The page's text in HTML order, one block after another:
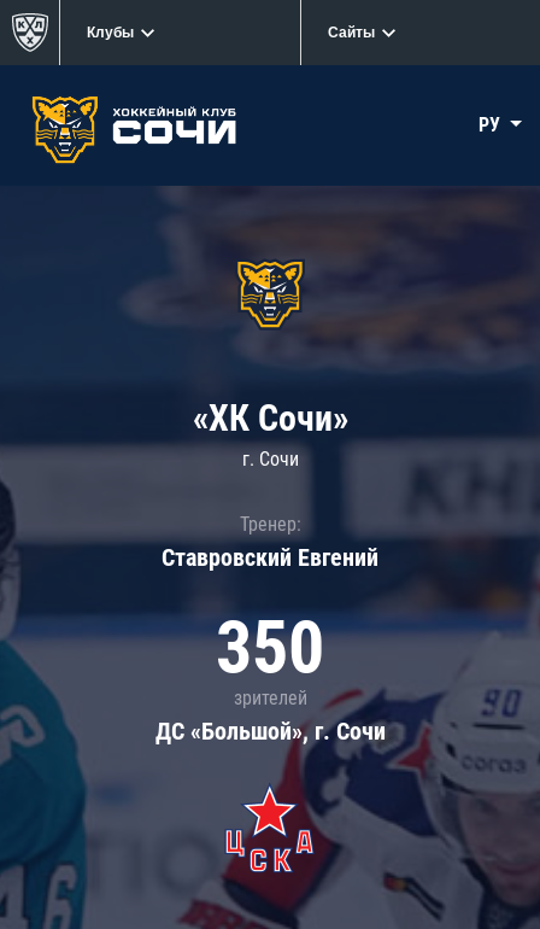
Клубы Сайты
РУ
«ХК Сочи»
г. Сочи
Тренер:
Ставровский Евгений
350
зрителей
ДС «Большой», г. Сочи